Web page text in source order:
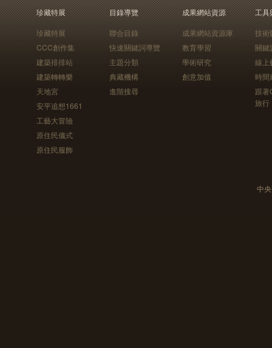
珍藏特展
珍藏特展
CCC創作集
建築排排站
建築轉轉樂
天地宮
安平追想1661
工藝大冒險
原住民儀式
原住民服飾
目錄導覽
聯合目錄
快速關鍵詞導覽
主題分類
典藏機構
進階搜尋
成果網站資源
成果網站資源庫
教育學習
學術研究
創意加值
工具
技術
關鍵
線上
時間
跟
旅行
中